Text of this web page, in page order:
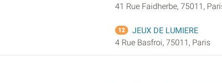
41 Rue Faidherbe, 75011,
12
JEUX DE LUMIERE
4 Rue Basfroi, 75011, Paris